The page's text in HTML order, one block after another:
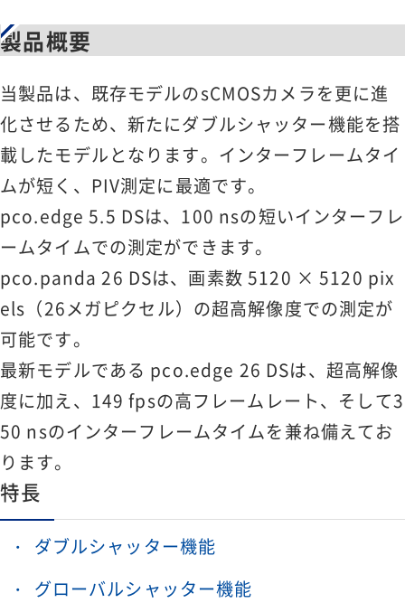
製品概要
当製品は、既存モデルのsCMOSカメラを更に進
化させるため、新たにダブルシャッター機能を搭
載したモデルとなります。インターフレームタイ
ムが短く、PIV測定に最適です。
pco.edge 5.5 DSは、100 nsの短いインターフレ
ームタイムでの測定ができます。
pco.panda 26 DSは、画素数 5120 × 5120 pix
els（26メガピクセル）の超高解像度での測定が
可能です。
最新モデルである pco.edge 26 DSは、超高解像
度に加え、149 fpsの高フレームレート、そして3
50 nsのインターフレームタイムを兼ね備えてお
ります。
特長
ダブルシャッター機能
グローバルシャッター機能